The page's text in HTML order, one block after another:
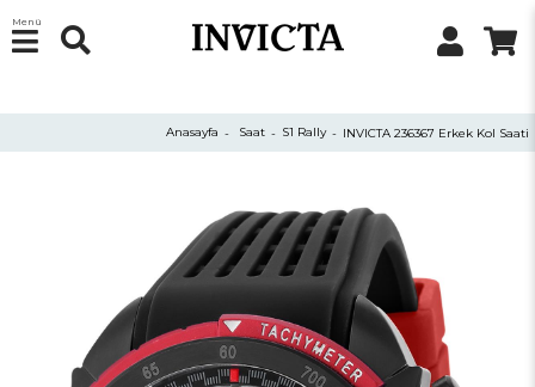
Menü
Anasayfa Saat S1 Rally INVICTA 236367 Erkek Kol Saati